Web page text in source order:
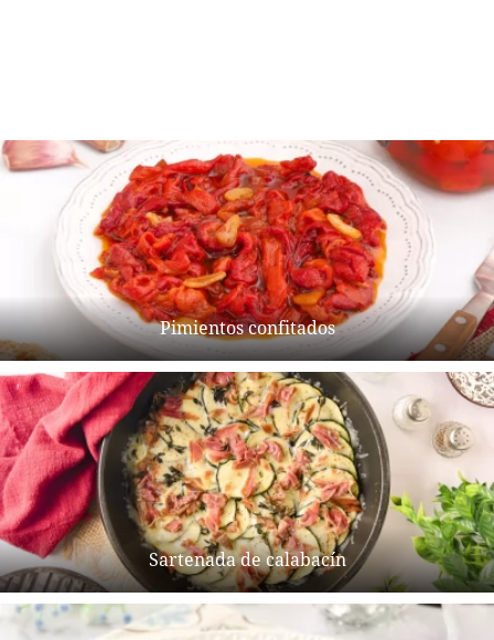
Pimientos confitados
Sartenada de calabacín